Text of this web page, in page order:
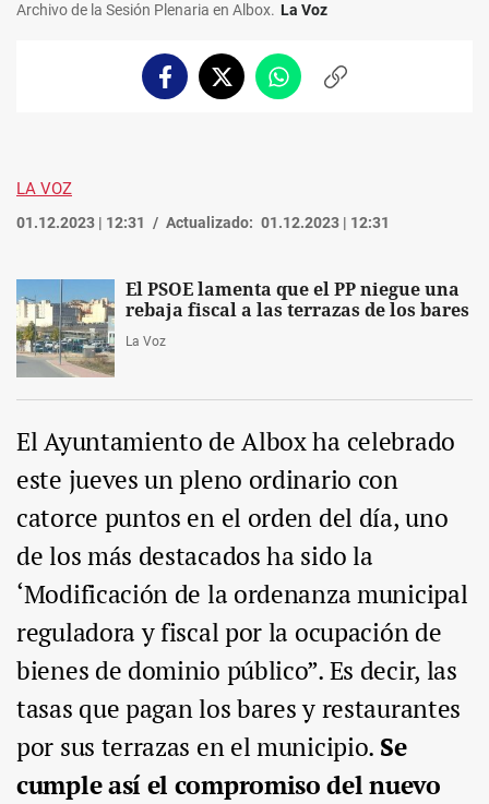
Archivo de la Sesión Plenaria en Albox. La Voz
FacebookTwitterWhatsappCopiar
LA VOZ
01.12.2023 | 12:31 Actualizado: 01.12.2023 | 12:31
El PSOE lamenta que el PP niegue una
rebaja fiscal a las terrazas de los bares
La Voz
El Ayuntamiento de Albox ha celebrado
este jueves un pleno ordinario con
catorce puntos en el orden del día, uno
de los más destacados ha sido la
‘Modificación de la ordenanza municipal
reguladora y fiscal por la ocupación de
bienes de dominio público”. Es decir, las
tasas que pagan los bares y restaurantes
por sus terrazas en el municipio. Se
cumple así el compromiso del nuevo